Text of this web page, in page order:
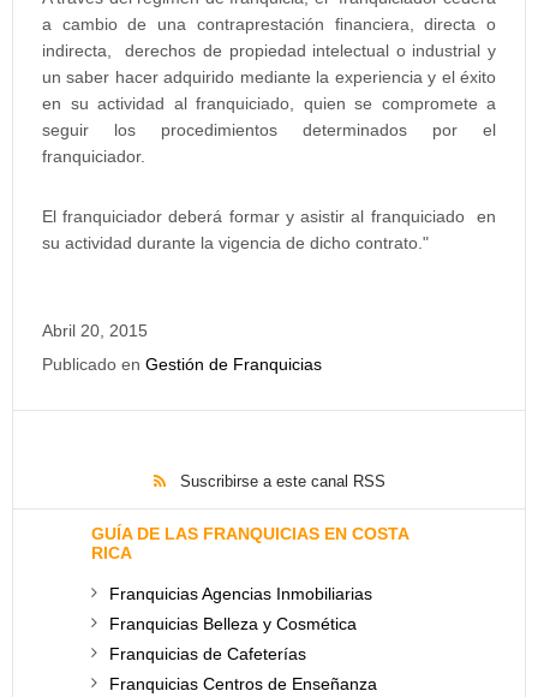
a cambio de una contraprestación financiera, directa o
indirecta, derechos de propiedad intelectual o industrial y
un saber hacer adquirido mediante la experiencia y el éxito
en su actividad al franquiciado, quien se compromete a
seguir los procedimientos determinados por el
franquiciador.
El franquiciador deberá formar y asistir al franquiciado en
su actividad durante la vigencia de dicho contrato."
Abril 20, 2015
Publicado en Gestión de Franquicias
Suscribirse a este canal RSS
GUÍA DE LAS FRANQUICIAS EN COSTA
RICA
Franquicias Agencias Inmobiliarias
Franquicias Belleza y Cosmética
Franquicias de Cafeterías
Franquicias Centros de Enseñanza